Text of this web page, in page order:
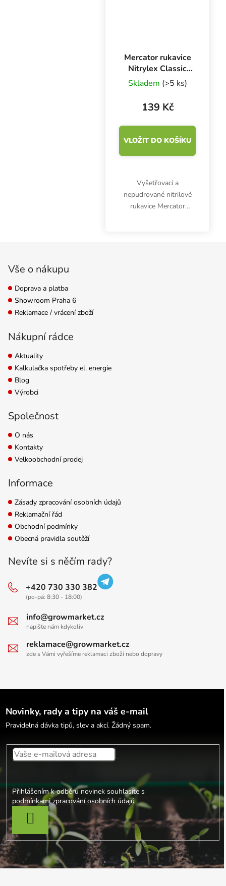
Mercator rukavice
Nitrylex Classic
BLUE XL, 100 ks
Skladem (>5 ks)
139 Kč
VLOŽIT DO KOŠÍKU
Vyšetřovací a
nepudrované nitrilové
rukavice Mercator
Vše o nákupu
Doprava a platba
Showroom Praha 6
Reklamace / vrácení zboží
Nákupní rádce
Aktuality
Kalkulačka spotřeby el. energie
Blog
Výrobci
Společnost
O nás
Kontakty
Velkoobchodní prodej
Informace
Zásady zpracování osobních údajů
Reklamační řád
Obchodní podmínky
Obecná pravidla soutěží
Nevíte si s něčím rady?
+420 730 330 382
(po-pá: 8:30 - 18:00)
info@growmarket.cz
napište nám kdykoliv
reklamace@growmarket.cz
zde s Vámi vyřešíme reklamaci zboží nebo dopravy
Novinky, rady a tipy na váš e-mail
Pravidelná dávka tipů, slev a akcí. Žádný spam.
Přihlášením k odběru novinek souhlasíte s
podmínkami zpracování osobních údajů
PŘIHLÁSIT SE